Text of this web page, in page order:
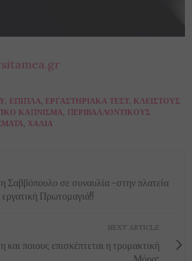
ΈΠΙΠΛΑ ΕΡΓΑΣΤΗΡΙΑΚΆ ΤΕΣΤ ΚΛΕΙΣΤΟΎΣ
ΚΆΠΝΙΣΜΑ ΠΕΡΙΒΑΛΛΟΝΤΙΚΟΎΣ
ΧΑΛΙΆ
Σαββόπουλο σε συναυλία -στην πλατεία
Πρωτομαγιά!!
NEXT ARTICLE
και ποιους επισκέπτεται η τρομακτική